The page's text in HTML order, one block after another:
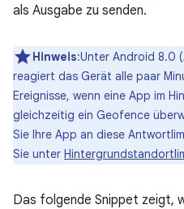
als Ausgabe zu senden.
Hinweis:Unter Android 8.0
reagiert das Gerät alle paar
Ereignisse, wenn eine App im
gleichzeitig ein Geofence
Sie Ihre App an diese
Sie unter
Das folgende Snippet zeigt,